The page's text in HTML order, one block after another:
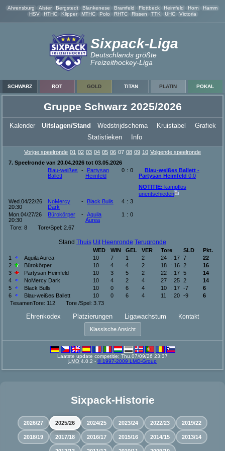
Ahrensburg Alster Bergstedt Blankenese Bramfeld Flottbeck Heimfeld Horn
Hamm
HSV
HTHC Klipper MTHC Polo RHTC Rissen TTK UHC Victoria
Sixpack-Liga
Deutschlands größte
Freizeithockey-Liga
SCHWARZ ROT GOLD TITAN PLATIN POKAL
Gruppe Schwarz 2025/2026
Kalender Uitslagen/Stand Wedstrijdschema Kruistabel
Grafiek
Statistieken
Info
Vorige speelronde 01 02 03 04 05 06 07 08 09 10 Volgende speelronde
7. Speelronde van 20.04.2026 tot 03.05.2026
Blau-weißes
Ballett
-
Partysan
Heimfeld
0 : 0 Blau-weißes Ballett -
Partysan Heimfeld 0:0
NOTITIE: kampflos
unentschieden
Wed.04/22/26
20:30
NoMercy
Dark
- Black Bulls 4 : 3
Mon.04/27/26
20:30
Bürokörper -
Aquila
Aurea
1 : 0
Tore: 8 Tore/Spel: 2.67
Stand Thuis Uit Heenronde Terugronde
WED WIN GEL VER Tore SLD
Pkt.
1
Aquila Aurea 10 7 1 2 24 : 17 7
22
2
Bürokörper 10 4 4 2 18 : 16 2
16
3
Partysan Heimfeld 10 3 5 2 22 : 17 5
14
4
NoMercy Dark 10 4 2 4 27 : 25 2
14
5
Black Bulls 10 0 6 4 10 : 17 -7
6
6
Blau-weißes Ballett 10 0 6 4 11 : 20 -9
6
TesamenTore: 112 Tore /Spel: 3.73
Ehrenkodex Platzierungen Ligawachstum Kontakt
Klassische Ansicht
Laatste update competitie: Thu.07/09/26 23:37
LMO 4.0.2 - © 1997-2009 LMO-Group
Sixpack-Historie
2026/27 2025/26 2024/25 2023/24 2022/23 2019/22
2018/19 2017/18 2016/17 2015/16 2014/15 2013/14